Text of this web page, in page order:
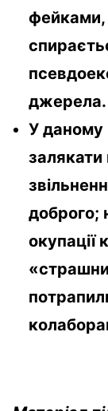
фейками,
джерела.
У даному
залякати
доброго;
окупації